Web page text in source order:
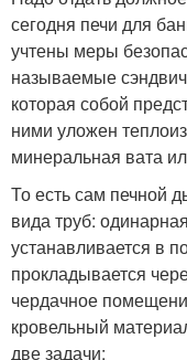
сегодня печи для
учтены меры
называемые сэндвич
которая собой
ними уложен
минеральная вата
То есть сам печной
вида труб:
устанавливается в
прокладывается
чердачное
кровельный
две задачи: